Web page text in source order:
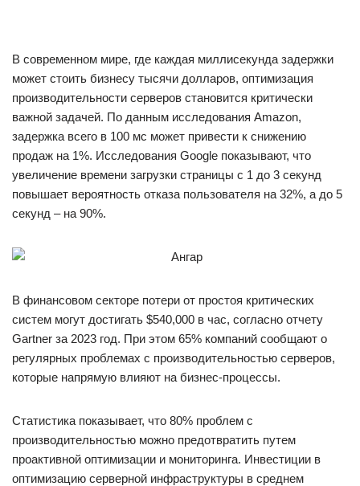
В современном мире, где каждая миллисекунда задержки
может стоить бизнесу тысячи долларов, оптимизация
производительности серверов становится критически
важной задачей. По данным исследования Amazon,
задержка всего в 100 мс может привести к снижению
продаж на 1%. Исследования Google показывают, что
увеличение времени загрузки страницы с 1 до 3 секунд
повышает вероятность отказа пользователя на 32%, а до 5
секунд – на 90%.
В финансовом секторе потери от простоя критических
систем могут достигать $540,000 в час, согласно отчету
Gartner за 2023 год. При этом 65% компаний сообщают о
регулярных проблемах с производительностью серверов,
которые напрямую влияют на бизнес-процессы.
Статистика показывает, что 80% проблем с
производительностью можно предотвратить путем
проактивной оптимизации и мониторинга. Инвестиции в
оптимизацию серверной инфраструктуры в среднем